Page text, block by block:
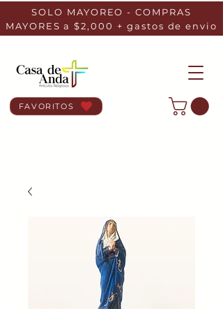
SOLO MAYOREO - COMPRAS
MAYORES a $2,000 + gastos de envio
FAVORITOS